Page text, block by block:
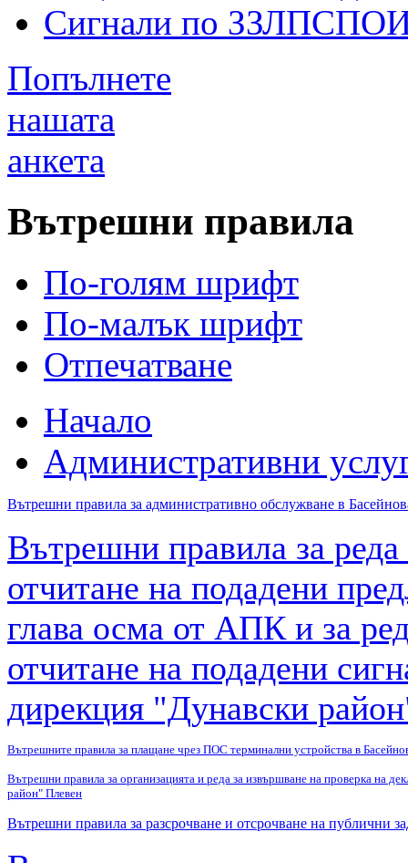
Сигнали по
Попълнете
нашата
анкета
Вътрешни правила
По-голям шрифт
По-малък шрифт
Отпечатване
Начало
Административни
Вътрешни правила за административно обслужване в
Вътрешни правила за
отчитане на подадени
глава осма от АПК и за
отчитане на подадени
дирекция "Дунавски
Вътрешните правила за плащане чрез ПОС терминални устройства в
Вътрешни правила за организацията и реда за извършване на проверка на
район" Плевен
Вътрешни правила за разсрочване и отсрочване на публични